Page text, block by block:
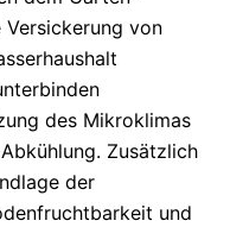
Versickerung von
des Mikroklimas
Zusätzlich
der
und